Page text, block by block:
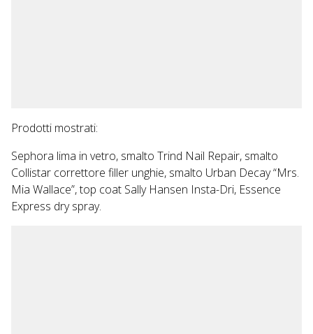
Prodotti mostrati:
Sephora lima in vetro, smalto Trind Nail Repair, smalto
Collistar correttore filler unghie, smalto Urban Decay “Mrs.
Mia Wallace”, top coat Sally Hansen Insta-Dri, Essence
Express dry spray.